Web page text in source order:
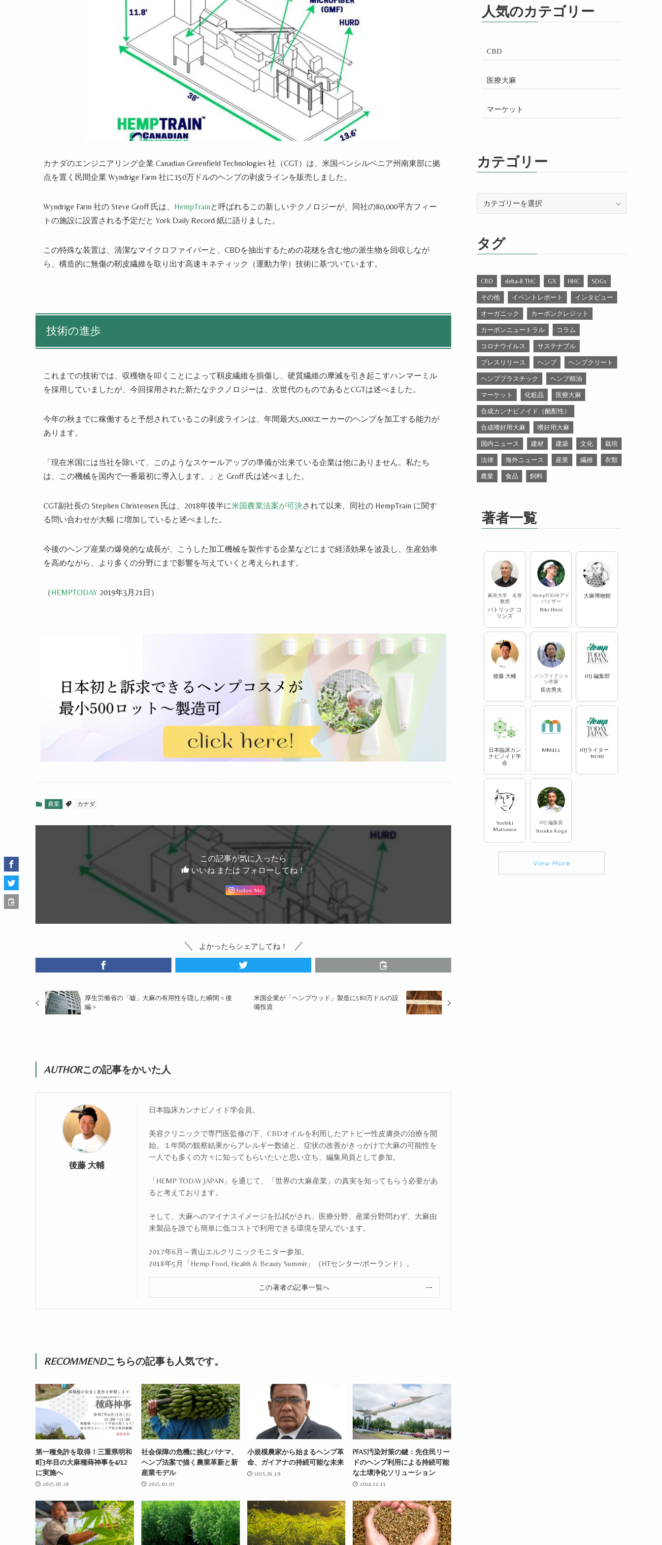
カナダのエンジニアリング企業 Canadian Greenfield Technologies 社（CGT）は、米国ペンシルベニア州南東部に拠
点を置く民間企業 Wyndrige Farm 社に150万ドルのヘンプの剥皮ラインを販売しました。
Wyndrige Farm 社の Steve Groff 氏は、 HempTrainと呼ばれるこの新しいテクノロジーが、同社の80,000平方フィー
トの施設に設置される予定だと York Daily Record 紙に語りました。
この特殊な装置は、清潔なマイクロファイバーと、CBDを抽出するための花穂を含む他の派生物を回収しなが
ら、構造的に無傷の靭皮繊維を取り出す高速キネティック（運動力学）技術に基づいています。
技術の進歩
これまでの技術では、収穫物を叩くことによって靱皮繊維を損傷し、硬質繊維の摩滅を引き起こすハンマーミル
を採用していましたが、今回採用された新たなテクノロジーは、次世代のものであるとCGTは述べました。
今年の秋までに稼働すると予想されているこの剥皮ラインは、年間最大5,000エーカーのヘンプを加工する能力が
あります。
「現在米国には当社を除いて、このようなスケールアップの準備が出来ている企業は他にありません。私たち
は、この機械を国内で一番最初に導入します。」と Groff 氏は述べました。
CGT副社長の Stephen Christensen 氏は、2018年後半に米国農業法案が可決されて以来、同社の HempTrain に関す
る問い合わせが大幅 に増加していると述べました。
今後のヘンプ産業の爆発的な成長が、こうした加工機械を製作する企業などにまで経済効果を波及し、生産効率
を高めながら、より多くの分野にまで影響を与えていくと考えられます。
（HEMPTODAY 2019年3月21日）
農業 カナダ
この記事が気に入ったら
いいね または フォローしてね！
Follow Me
よかったらシェアしてね！
厚生労働省の「嘘」大麻の有用性を隠した瞬間＜後
編＞
米国企業が「ヘンプウッド」製造に580万ドルの設
備投資
AUTHORこの記事をかいた人
後藤 大輔
日本臨床カンナビノイド学会員。
美容クリニックで専門医監修の下、CBDオイルを利用したアトピー性皮膚炎の治療を開
始。１年間の観察結果からアレルギー数値と、症状の改善がきっかけで大麻の可能性を
一人でも多くの方々に知ってもらいたいと思い立ち、編集局員として参加。
「HEMP TODAY JAPAN」を通じて、「世界の大麻産業」の真実を知ってもらう必要があ
ると考えております。
そして、大麻へのマイナスイメージを払拭がされ、医療分野、産業分野問わず、大麻由
来製品を誰でも簡単に低コストで利用できる環境を望んでいます。
2017年6月～青山エルクリニックモニター参加。
2018年5月「Hemp Food, Health & Beauty Summit」（HTセンター/ポーランド）。
この著者の記事一覧へ
RECOMMENDこちらの記事も人気です。
第一種免許を取得！三重県明和
町3年目の大麻種蒔神事を4/12
に実施へ
2025.03.28
社会保障の危機に挑むパナマ、
ヘンプ法案で描く農業革新と新
産業モデル
2025.02.07
小規模農家から始まるヘンプ革
命、ガイアナの持続可能な未来
2025.01.19
PFAS汚染対策の鍵：先住民リー
ドのヘンプ利用による持続可能
な土壌浄化ソリューション
2024.11.11
人気のカテゴリー
CBD
医療大麻
マーケット
カテゴリー
ー
タグ
CBD delta-8 THC GX HHC SDGs
その他 イベントレポート インタビュー
オーガニック カーボンクレジット
カーボンニュートラル コラム
コロナウイルス サステナブル
プレスリリース ヘンプ ヘンプクリート
ヘンププラスチック ヘンプ精油
マーケット 化粧品 医療大麻
合成カンナビノイド（酩酊性）
合成嗜好用大麻 嗜好用大麻
国内ニュース 建材 建築 文化 栽培
法律 海外ニュース 産業 繊維 衣類
農業 食品 飼料
著者一覧
麻布大学 名誉
教授
パトリック コ
リンズ
HempTODAYアド
バイザー
Riki Hiroi
大麻博物館
後藤 大輔
ノンフィクショ
ン作家
長吉秀夫
HTJ 編集部
日本臨床カン
ナビノイド学
会
MM411
HTJライター
NORI
Yoshiki
Matsuura
HTJ 編集長
Yosuke Koga
View More